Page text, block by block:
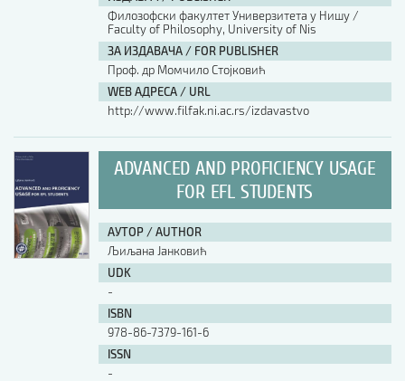
Филозофски факултет Универзитета у Нишу /
Faculty of Philosophy, University of Nis
ЗА ИЗДАВАЧА / FOR PUBLISHER
Проф. др Момчило Стојковић
WEB АДРЕСА / URL
http://www.filfak.ni.ac.rs/izdavastvo
ADVANCED AND PROFICIENCY USAGE
FOR EFL STUDENTS
АУТОР / AUTHOR
Љиљана Јанковић
UDK
-
ISBN
978-86-7379-161-6
ISSN
-